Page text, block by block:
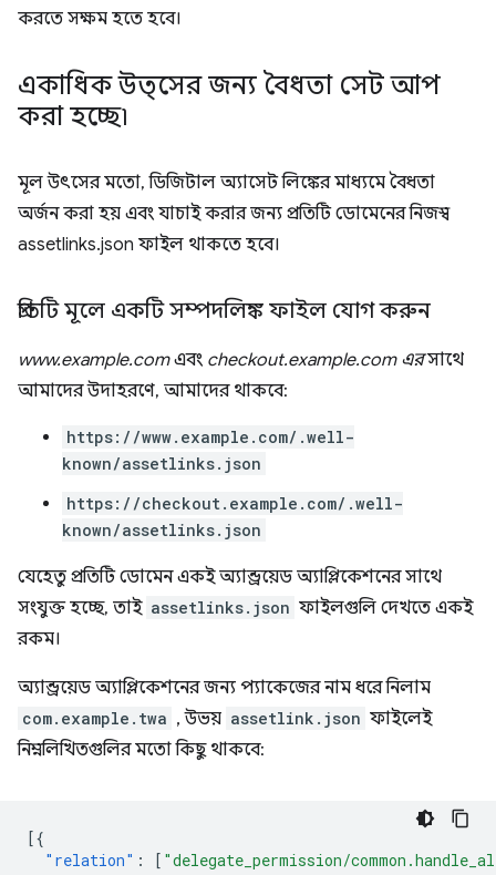
করতে সক্ষম হতে হবে।
একাধিক উত্সের জন্য বৈধতা সেট আপ
করা হচ্ছে৷
মূল উৎসের মতো, ডিজিটাল অ্যাসেট লিঙ্কের মাধ্যমে বৈধতা
অর্জন করা হয় এবং যাচাই করার জন্য প্রতিটি ডোমেনের নিজস্ব
assetlinks.json ফাইল থাকতে হবে।
প্রতিটি মূলে একটি সম্পদলিঙ্ক ফাইল যোগ করুন
www.example.comএবং checkout.example.com এরসাথে
আমাদের উদাহরণে, আমাদের থাকবে:
https://www.example.com/.well-
known/assetlinks.json
https://checkout.example.com/.well-
known/assetlinks.json
যেহেতু প্রতিটি ডোমেন একই অ্যান্ড্রয়েড অ্যাপ্লিকেশনের সাথে
সংযুক্ত হচ্ছে, তাই assetlinks.json ফাইলগুলি দেখতে একই
রকম।
অ্যান্ড্রয়েড অ্যাপ্লিকেশনের জন্য প্যাকেজের নাম ধরে নিলাম
com.example.twa , উভয় assetlink.json ফাইলেই
নিম্নলিখিতগুলির মতো কিছু থাকবে:
[{
"relation" : [ "delegate_permission/